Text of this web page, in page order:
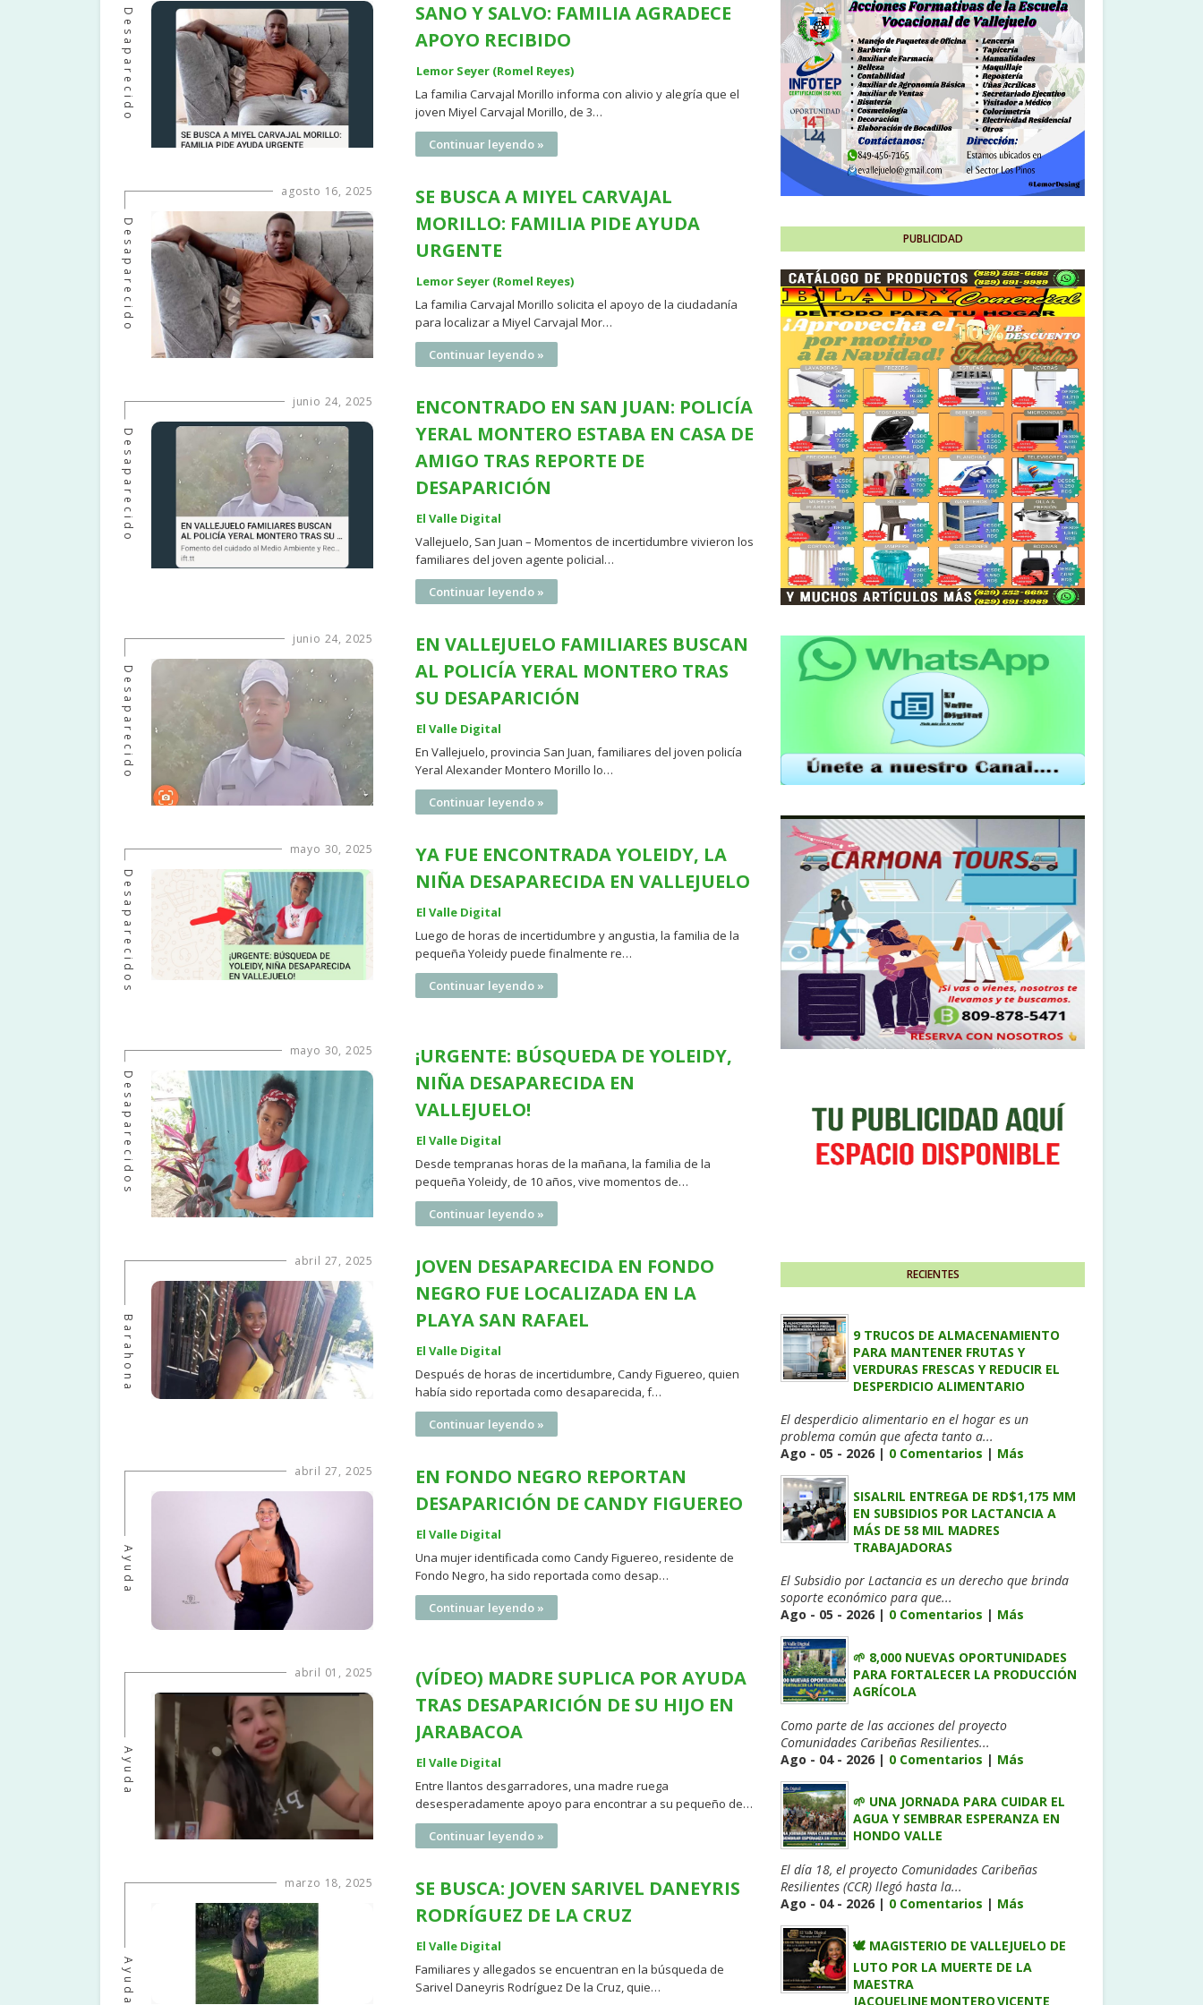
Desaparecido
SANO Y SALVO: FAMILIA AGRADECE
APOYO RECIBIDO
Lemor Seyer (Romel Reyes)
La familia Carvajal Morillo informa con alivio y alegría que el
joven Miyel Carvajal Morillo, de 3…
Continuar leyendo »
agosto 16, 2025
Desaparecido
SE BUSCA A MIYEL CARVAJAL
MORILLO: FAMILIA PIDE AYUDA
URGENTE
Lemor Seyer (Romel Reyes)
La familia Carvajal Morillo solicita el apoyo de la ciudadanía
para localizar a Miyel Carvajal Mor…
Continuar leyendo »
junio 24, 2025
Desaparecido
ENCONTRADO EN SAN JUAN: POLICÍA
YERAL MONTERO ESTABA EN CASA DE
AMIGO TRAS REPORTE DE
DESAPARICIÓN
El Valle Digital
Vallejuelo, San Juan – Momentos de incertidumbre vivieron los
familiares del joven agente policial…
Continuar leyendo »
junio 24, 2025
Desaparecido
EN VALLEJUELO FAMILIARES BUSCAN
AL POLICÍA YERAL MONTERO TRAS
SU DESAPARICIÓN
El Valle Digital
En Vallejuelo, provincia San Juan, familiares del joven policía
Yeral Alexander Montero Morillo lo…
Continuar leyendo »
mayo 30, 2025
Desaparecidos
YA FUE ENCONTRADA YOLEIDY, LA
NIÑA DESAPARECIDA EN VALLEJUELO
El Valle Digital
Luego de horas de incertidumbre y angustia, la familia de la
pequeña Yoleidy puede finalmente re…
Continuar leyendo »
mayo 30, 2025
Desaparecidos
¡URGENTE: BÚSQUEDA DE YOLEIDY,
NIÑA DESAPARECIDA EN
VALLEJUELO!
El Valle Digital
Desde tempranas horas de la mañana, la familia de la
pequeña Yoleidy, de 10 años, vive momentos de…
Continuar leyendo »
abril 27, 2025
Barahona
JOVEN DESAPARECIDA EN FONDO
NEGRO FUE LOCALIZADA EN LA
PLAYA SAN RAFAEL
El Valle Digital
Después de horas de incertidumbre, Candy Figuereo, quien
había sido reportada como desaparecida, f…
Continuar leyendo »
abril 27, 2025
Ayuda
EN FONDO NEGRO REPORTAN
DESAPARICIÓN DE CANDY FIGUEREO
El Valle Digital
Una mujer identificada como Candy Figuereo, residente de
Fondo Negro, ha sido reportada como desap…
Continuar leyendo »
abril 01, 2025
Ayuda
(VÍDEO) MADRE SUPLICA POR AYUDA
TRAS DESAPARICIÓN DE SU HIJO EN
JARABACOA
El Valle Digital
Entre llantos desgarradores, una madre ruega
desesperadamente apoyo para encontrar a su pequeño de…
Continuar leyendo »
marzo 18, 2025
Ayuda
SE BUSCA: JOVEN SARIVEL DANEYRIS
RODRÍGUEZ DE LA CRUZ
El Valle Digital
Familiares y allegados se encuentran en la búsqueda de
Sarivel Daneyris Rodríguez De la Cruz, quie…
PUBLICIDAD
RECIENTES
9 TRUCOS DE ALMACENAMIENTO
PARA MANTENER FRUTAS Y
VERDURAS FRESCAS Y REDUCIR EL
DESPERDICIO ALIMENTARIO
El desperdicio alimentario en el hogar es un
problema común que afecta tanto a...
Ago - 05 - 2026 | 0 Comentarios | Más
SISALRIL ENTREGA DE RD$1,175 MM
EN SUBSIDIOS POR LACTANCIA A
MÁS DE 58 MIL MADRES
TRABAJADORAS
El Subsidio por Lactancia es un derecho que brinda
soporte económico para que...
Ago - 05 - 2026 | 0 Comentarios | Más
🌱 8,000 NUEVAS OPORTUNIDADES
PARA FORTALECER LA PRODUCCIÓN
AGRÍCOLA
Como parte de las acciones del proyecto
Comunidades Caribeñas Resilientes...
Ago - 04 - 2026 | 0 Comentarios | Más
🌱 UNA JORNADA PARA CUIDAR EL
AGUA Y SEMBRAR ESPERANZA EN
HONDO VALLE
El día 18, el proyecto Comunidades Caribeñas
Resilientes (CCR) llegó hasta la...
Ago - 04 - 2026 | 0 Comentarios | Más
🕊️ MAGISTERIO DE VALLEJUELO DE
LUTO POR LA MUERTE DE LA
MAESTRA
JACQUELINE MONTERO VICENTE